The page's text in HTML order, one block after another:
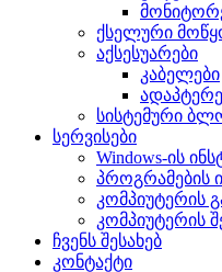
ქსელური
აქსესუარები
კაბელები
სისტემური
სერვისები
Windows-ის
პროგრამების
კომპიუტერის
კომპიუტერის
ჩვენს შესახებ
კონტაქტი